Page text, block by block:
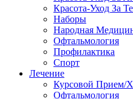
Красота-Уход За
Наборы
Народная
Офтальмология
Профилактика
Спорт
Лечение
Курсовой Прием/
Офтальмология